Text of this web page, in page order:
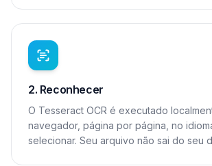
2. Reconhecer
O Tesseract OCR é executado
navegador, página por página, no
selecionar. Seu arquivo não sai do seu